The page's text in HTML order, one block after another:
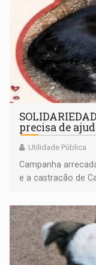
precisa de
Utilidade Pública
Campanha
e a castração de